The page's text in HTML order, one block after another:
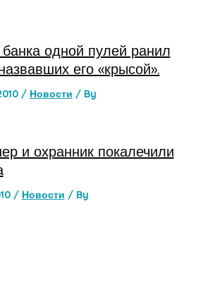
одной пулей ранил
его «крысой».
/ Новости / By
и охранник покалечили
/ Новости / By